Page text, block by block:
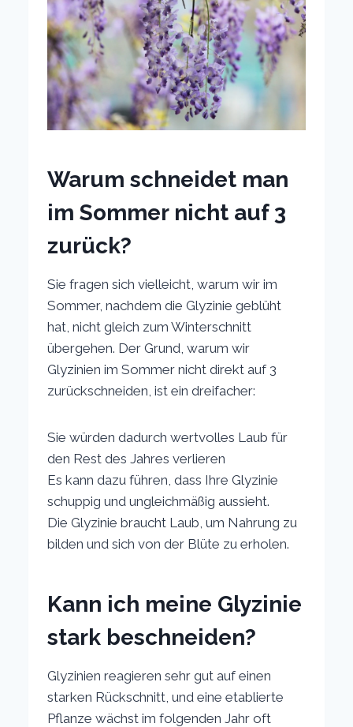
Warum schneidet man
im Sommer nicht auf 3
zurück?
Sie fragen sich vielleicht, warum wir im
Sommer, nachdem die Glyzinie geblüht
hat, nicht gleich zum Winterschnitt
übergehen. Der Grund, warum wir
Glyzinien im Sommer nicht direkt auf 3
zurückschneiden, ist ein dreifacher:
Sie würden dadurch wertvolles Laub für
den Rest des Jahres verlieren
Es kann dazu führen, dass Ihre Glyzinie
schuppig und ungleichmäßig aussieht.
Die Glyzinie braucht Laub, um Nahrung zu
bilden und sich von der Blüte zu erholen.
Kann ich meine Glyzinie
stark beschneiden?
Glyzinien reagieren sehr gut auf einen
starken Rückschnitt, und eine etablierte
Pflanze wächst im folgenden Jahr oft